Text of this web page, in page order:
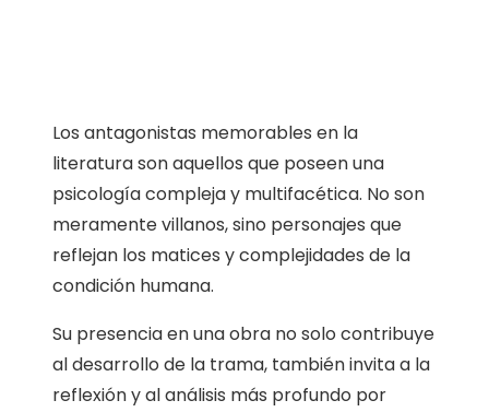
Los antagonistas memorables en la
literatura son aquellos que poseen una
psicología compleja y multifacética. No son
meramente villanos, sino personajes que
reflejan los matices y complejidades de la
condición humana.
Su presencia en una obra no solo contribuye
al desarrollo de la trama, también invita a la
reflexión y al análisis más profundo por